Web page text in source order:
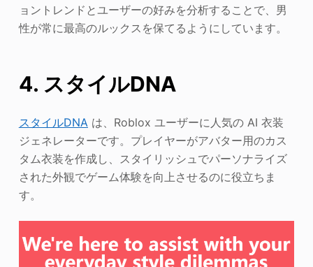
ョントレンドとユーザーの好みを分析することで、男
性が常に最高のルックスを保てるようにしています。
4. スタイルDNA
スタイルDNAは、Roblox ユーザーに人気の AI 衣装
ジェネレーターです。プレイヤーがアバター用のカス
タム衣装を作成し、スタイリッシュでパーソナライズ
された外観でゲーム体験を向上させるのに役立ちま
す。